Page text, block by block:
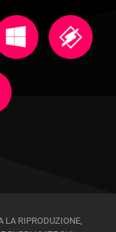
LA RIPRODUZIONE,